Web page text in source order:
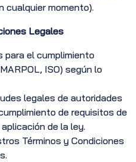
cualquier momento).
Legales
para el cumplimiento
ISO) según lo
legales de autoridades
de requisitos de
de la ley.
Términos y Condiciones